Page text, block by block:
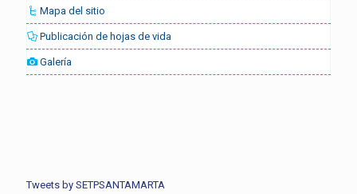
Mapa del sitio
Publicación de hojas de vida
Galería
Tweets by SETPSANTAMARTA